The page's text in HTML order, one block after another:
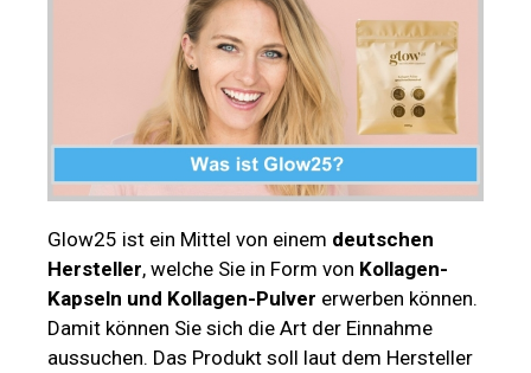
Glow25 ist ein Mittel von einem deutschen
Hersteller, welche Sie in Form von Kollagen-
Kapseln und Kollagen-Pulver erwerben können.
Damit können Sie sich die Art der Einnahme
aussuchen. Das Produkt soll laut dem Hersteller